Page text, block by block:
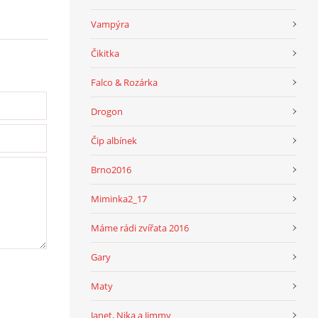
Vampýra
Čikitka
Falco & Rozárka
Drogon
Čip albínek
Brno2016
Miminka2_17
Máme rádi zvířata 2016
Gary
Maty